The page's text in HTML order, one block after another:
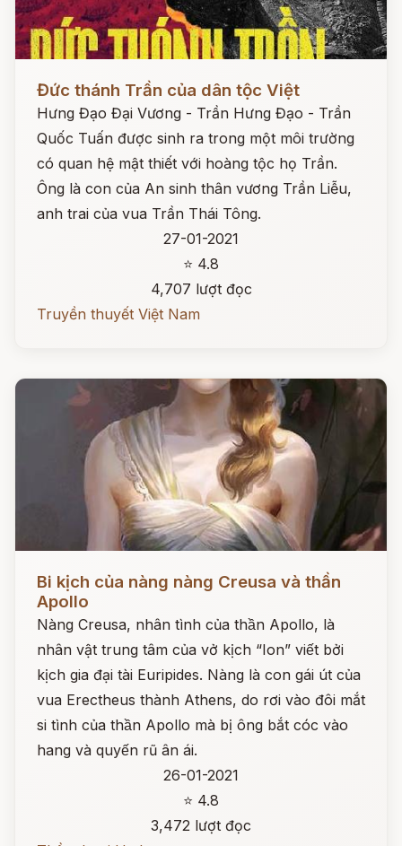
Đức thánh Trần của dân tộc Việt
Hưng Đạo Đại Vương - Trần Hưng Đạo - Trần
Quốc Tuấn được sinh ra trong một môi trường
có quan hệ mật thiết với hoàng tộc họ Trần.
Ông là con của An sinh thân vương Trần Liễu,
anh trai của vua Trần Thái Tông.
27-01-2021
⭐ 4.8
4,707 lượt đọc
Truyền thuyết Việt Nam
Bi kịch của nàng nàng Creusa và thần
Apollo
Nàng Creusa, nhân tình của thần Apollo, là
nhân vật trung tâm của vở kịch “Ion” viết bởi
kịch gia đại tài Euripides. Nàng là con gái út của
vua Erectheus thành Athens, do rơi vào đôi mắt
si tình của thần Apollo mà bị ông bắt cóc vào
hang và quyến rũ ân ái.
26-01-2021
⭐ 4.8
3,472 lượt đọc